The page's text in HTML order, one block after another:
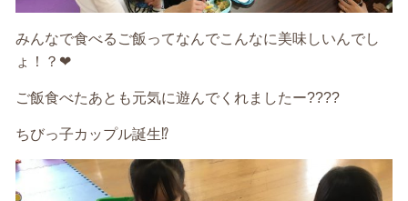
みんなで食べるご飯ってなんでこんなに美味しいんでし
ょ！？❤
ご飯食べたあとも元気に遊んでくれましたー????
ちびっ子カップル誕生⁉️